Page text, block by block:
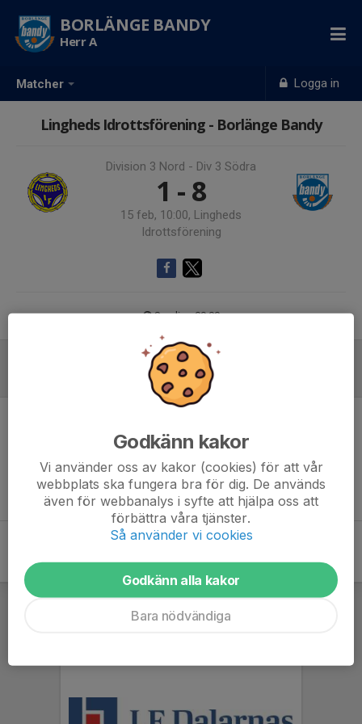
Matcher Logga in
BORLÄNGE BANDY
Herr A
Lingheds Idrottsförening - Borlänge Bandy
Division 3 Nord - Div 3 Södra
1 - 8
15 feb, 10:00, Lingheds
Idrottsförening
Samling 09:00
Inget referat skrivet
Godkänn kakor
Vi använder oss av kakor (cookies) för att vår
webbplats ska fungera bra för dig. De används
även för webbanalys i syfte att hjälpa oss att
förbättra våra tjänster.
Så använder vi cookies
Godkänn alla kakor
Bara nödvändiga